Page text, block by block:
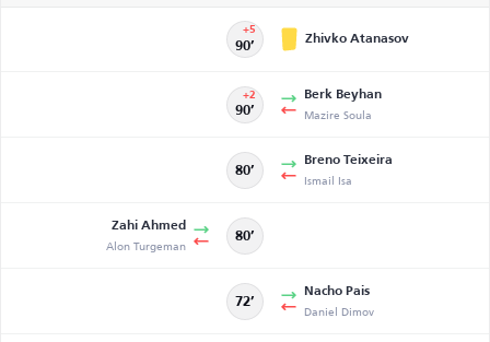
90’
+5
Zhivko Atanasov
90’
+2 Berk Beyhan
Mazire Soula
80’
Breno Teixeira
Ismail Isa
Zahi Ahmed
Alon Turgeman 80’
72’
Nacho Pais
Daniel Dimov